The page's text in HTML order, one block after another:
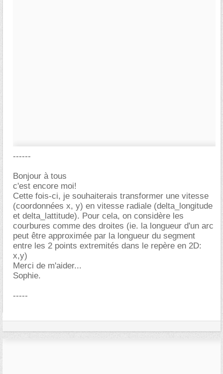
------
Bonjour à tous
c'est encore moi!
Cette fois-ci, je souhaiterais transformer une vitesse
(coordonnées x, y) en vitesse radiale (delta_longitude
et delta_lattitude). Pour cela, on considère les
courbures comme des droites (ie. la longueur d'un arc
peut être approximée par la longueur du segment
entre les 2 points extremités dans le repère en 2D:
x,y)
Merci de m'aider...
Sophie.
-----